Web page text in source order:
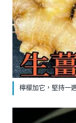
檸檬加它，堅持一